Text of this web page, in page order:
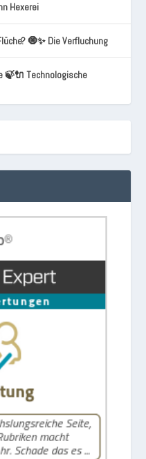
Hexerei
🧿✨ Die Verfluchung
🍃🔌 Technologische